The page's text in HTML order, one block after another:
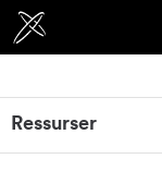
Ressurser